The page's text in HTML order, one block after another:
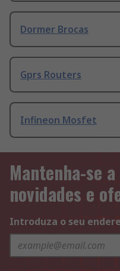
Dormer Brocas
Gprs Routers
Infineon Mosfet
Mantenha-se
novidades e
Introduza o seu